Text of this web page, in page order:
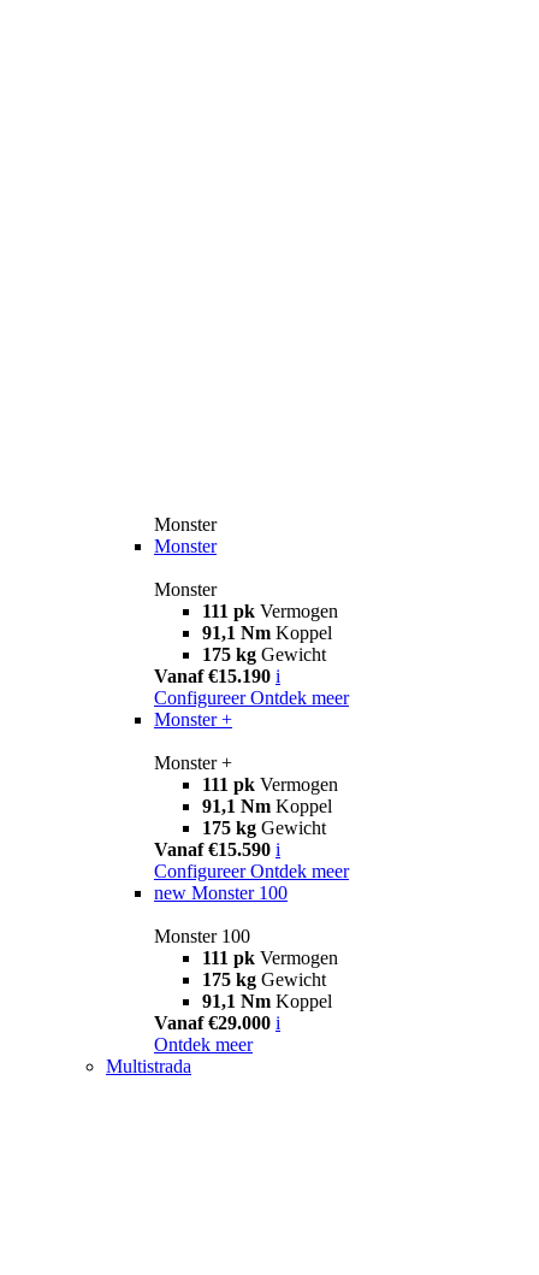
Monster
Monster
Monster
111 pk Vermogen
91,1 Nm Koppel
175 kg Gewicht
Vanaf €15.190 i
Configureer Ontdek meer
Monster +
Monster +
111 pk Vermogen
91,1 Nm Koppel
175 kg Gewicht
Vanaf €15.590 i
Configureer Ontdek meer
new Monster 100
Monster 100
111 pk Vermogen
175 kg Gewicht
91,1 Nm Koppel
Vanaf €29.000 i
Ontdek meer
Multistrada